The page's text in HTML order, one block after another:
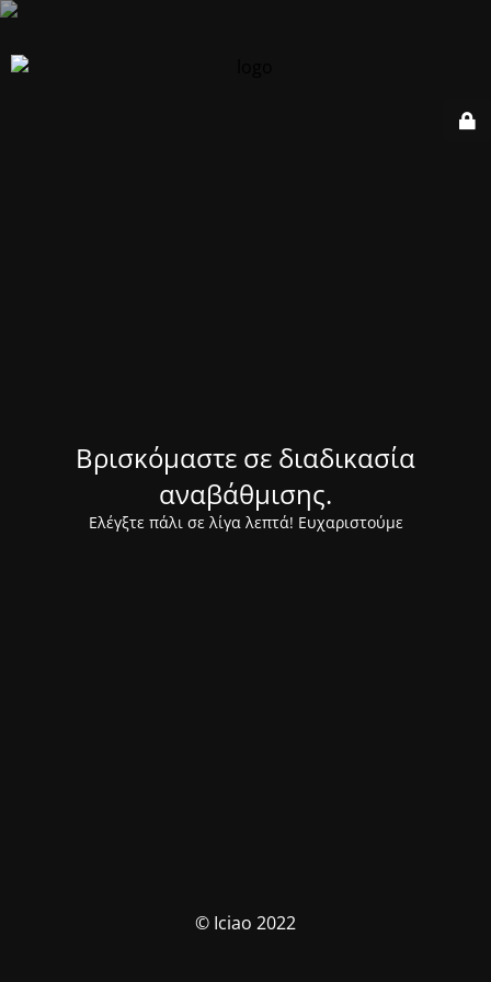
Βρισκόμαστε σε διαδικασία
αναβάθμισης.
Ελέγξτε πάλι σε λίγα λεπτά! Ευχαριστούμε
© Iciao 2022